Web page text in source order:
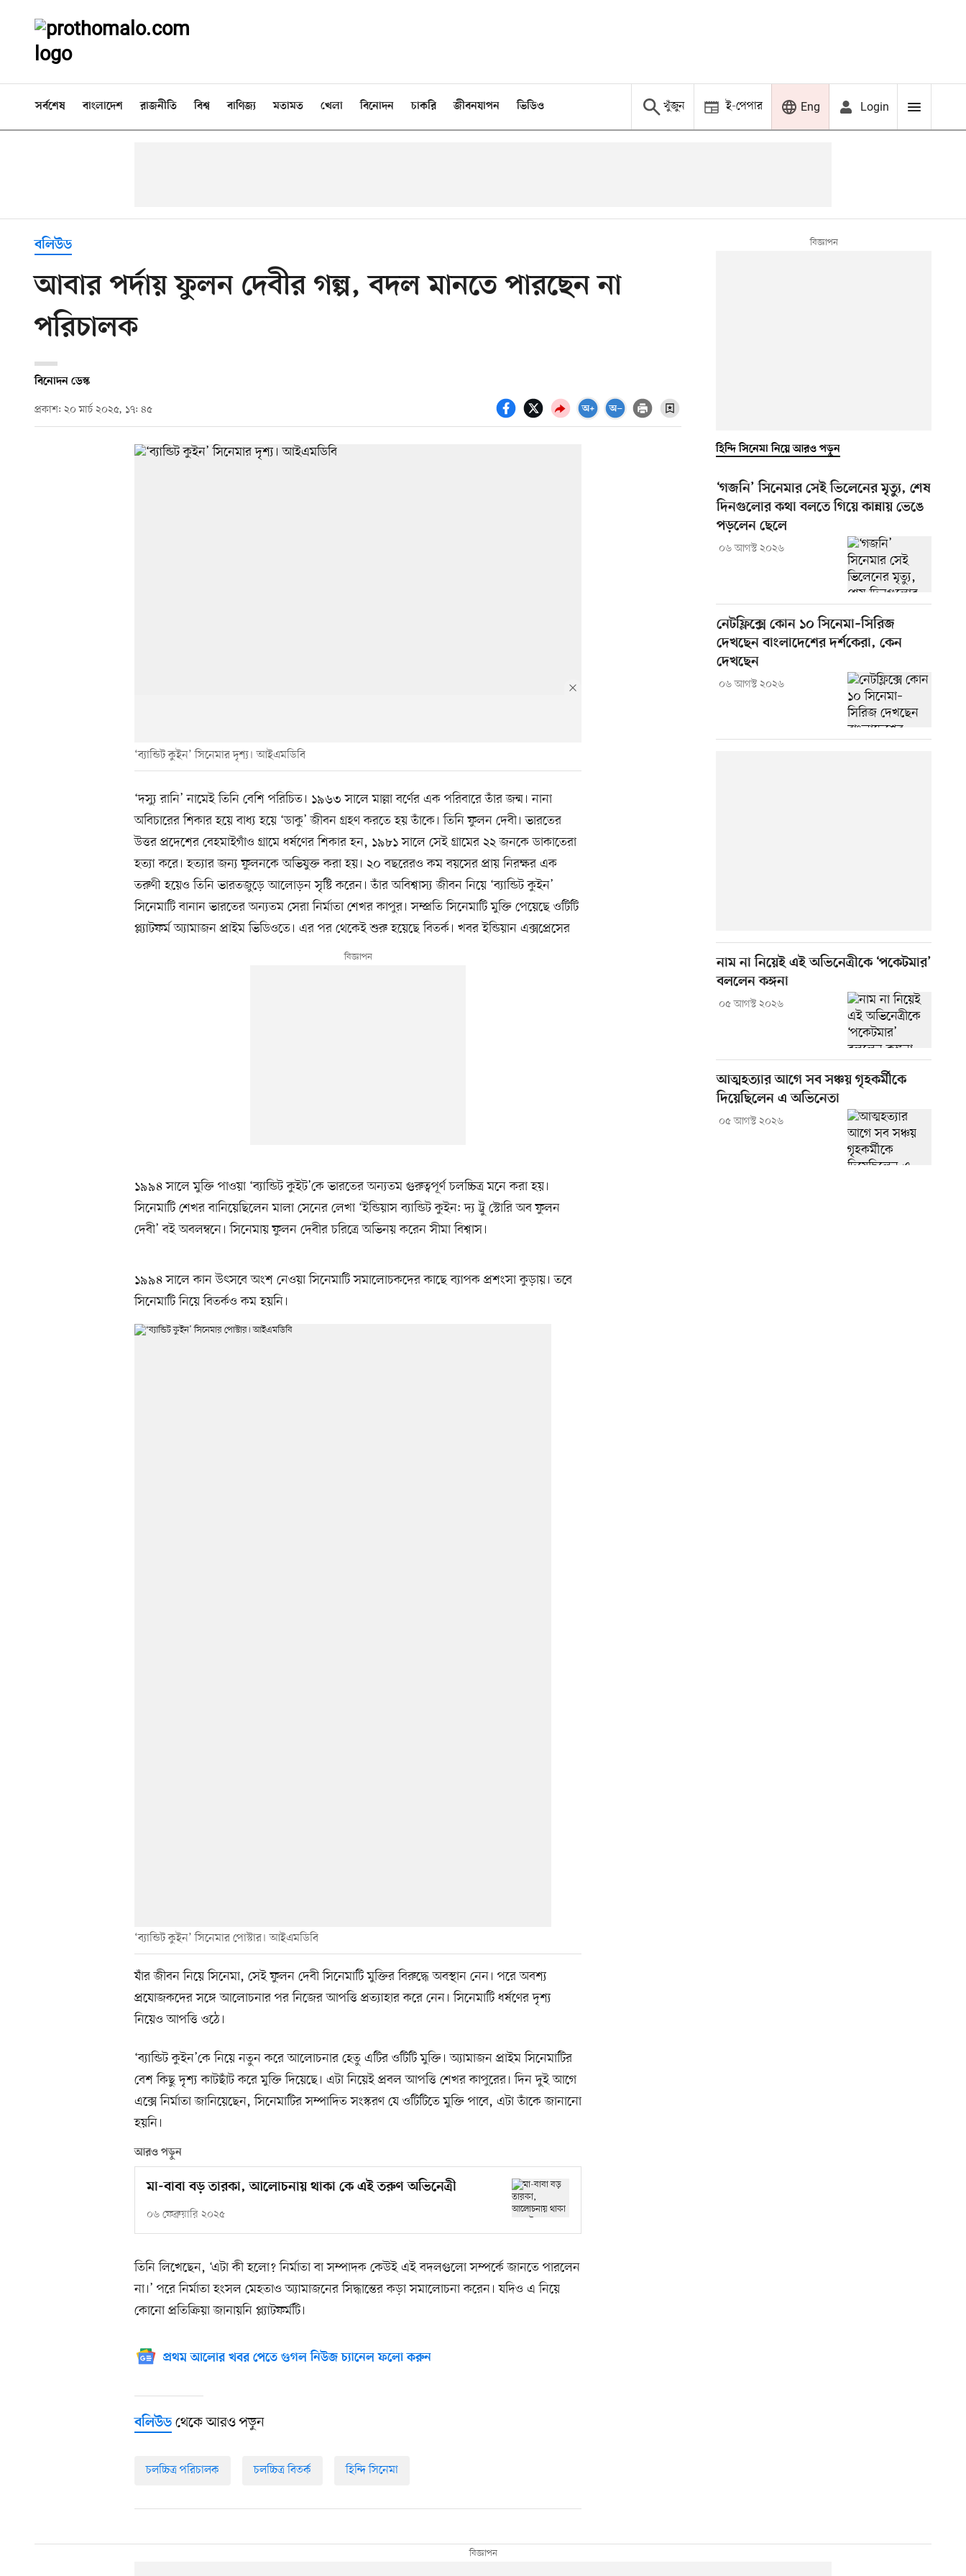
সর্বশেষ বাংলাদেশ রাজনীতি বিশ্ব বাণিজ্য মতামত খেলা বিনোদন চাকরি জীবনযাপন ভিডিও খুঁজুন ই-পেপার Eng Login
বলিউড
আবার পর্দায় ফুলন দেবীর গল্প, বদল মানতে পারছেন না
পরিচালক
বিনোদন ডেস্ক
প্রকাশ: ২০ মার্চ ২০২৫, ১৭: ৪৫
‘ব্যান্ডিট কুইন’ সিনেমার দৃশ্য। আইএমডিবি
‘দস্যু রানি’ নামেই তিনি বেশি পরিচিত। ১৯৬৩ সালে মাল্লা বর্ণের এক পরিবারে তাঁর জন্ম। নানা
অবিচারের শিকার হয়ে বাধ্য হয়ে ‘ডাকু’ জীবন গ্রহণ করতে হয় তাঁকে। তিনি ফুলন দেবী। ভারতের
উত্তর প্রদেশের বেহমাইগাঁও গ্রামে ধর্ষণের শিকার হন, ১৯৮১ সালে সেই গ্রামের ২২ জনকে ডাকাতেরা
হত্যা করে। হত্যার জন্য ফুলনকে অভিযুক্ত করা হয়। ২০ বছরেরও কম বয়সের প্রায় নিরক্ষর এক
তরুণী হয়েও তিনি ভারতজুড়ে আলোড়ন সৃষ্টি করেন। তাঁর অবিশ্বাস্য জীবন নিয়ে ‘ব্যান্ডিট কুইন’
সিনেমাটি বানান ভারতের অন্যতম সেরা নির্মাতা শেখর কাপুর। সম্প্রতি সিনেমাটি মুক্তি পেয়েছে ওটিটি
প্ল্যাটফর্ম অ্যামাজন প্রাইম ভিডিওতে। এর পর থেকেই শুরু হয়েছে বিতর্ক। খবর ইন্ডিয়ান এক্সপ্রেসের
১৯৯৪ সালে মুক্তি পাওয়া ‘ব্যান্ডিট কুইট’কে ভারতের অন্যতম গুরুত্বপূর্ণ চলচ্চিত্র মনে করা হয়।
সিনেমাটি শেখর বানিয়েছিলেন মালা সেনের লেখা ‘ইন্ডিয়াস ব্যান্ডিট কুইন: দ্য ট্রু স্টোরি অব ফুলন
দেবী’ বই অবলম্বনে। সিনেমায় ফুলন দেবীর চরিত্রে অভিনয় করেন সীমা বিশ্বাস।
১৯৯৪ সালে কান উৎসবে অংশ নেওয়া সিনেমাটি সমালোচকদের কাছে ব্যাপক প্রশংসা কুড়ায়। তবে
সিনেমাটি নিয়ে বিতর্কও কম হয়নি।
‘ব্যান্ডিট কুইন’ সিনেমার পোস্টার। আইএমডিবি
যাঁর জীবন নিয়ে সিনেমা, সেই ফুলন দেবী সিনেমাটি মুক্তির বিরুদ্ধে অবস্থান নেন। পরে অবশ্য
প্রযোজকদের সঙ্গে আলোচনার পর নিজের আপত্তি প্রত্যাহার করে নেন। সিনেমাটি ধর্ষণের দৃশ্য
নিয়েও আপত্তি ওঠে।
‘ব্যান্ডিট কুইন’কে নিয়ে নতুন করে আলোচনার হেতু এটির ওটিটি মুক্তি। অ্যামাজন প্রাইম সিনেমাটির
বেশ কিছু দৃশ্য কাটছাঁট করে মুক্তি দিয়েছে। এটা নিয়েই প্রবল আপত্তি শেখর কাপুরের। দিন দুই আগে
এক্সে নির্মাতা জানিয়েছেন, সিনেমাটির সম্পাদিত সংস্করণ যে ওটিটিতে মুক্তি পাবে, এটা তাঁকে জানানো
হয়নি।
আরও পড়ুন
মা-বাবা বড় তারকা, আলোচনায় থাকা কে এই তরুণ অভিনেত্রী
০৬ ফেব্রুয়ারি ২০২৫
তিনি লিখেছেন, ‘এটা কী হলো? নির্মাতা বা সম্পাদক কেউই এই বদলগুলো সম্পর্কে জানতে পারলেন
না।’ পরে নির্মাতা হংসল মেহতাও অ্যামাজনের সিদ্ধান্তের কড়া সমালোচনা করেন। যদিও এ নিয়ে
কোনো প্রতিক্রিয়া জানায়নি প্ল্যাটফর্মটি।
প্রথম আলোর খবর পেতে গুগল নিউজ চ্যানেল ফলো করুন
বলিউড থেকে আরও পড়ুন
চলচ্চিত্র পরিচালক চলচ্চিত্র বিতর্ক হিন্দি সিনেমা
হিন্দি সিনেমা নিয়ে আরও পড়ুন
‘গজনি’ সিনেমার সেই ভিলেনের মৃত্যু, শেষ
দিনগুলোর কথা বলতে গিয়ে কান্নায় ভেঙে
পড়লেন ছেলে
০৬ আগস্ট ২০২৬
নেটফ্লিক্সে কোন ১০ সিনেমা–সিরিজ
দেখছেন বাংলাদেশের দর্শকেরা, কেন
দেখছেন
০৬ আগস্ট ২০২৬
নাম না নিয়েই এই অভিনেত্রীকে ‘পকেটমার’
বললেন কঙ্গনা
০৫ আগস্ট ২০২৬
আত্মহত্যার আগে সব সঞ্চয় গৃহকর্মীকে
দিয়েছিলেন এ অভিনেতা
০৫ আগস্ট ২০২৬